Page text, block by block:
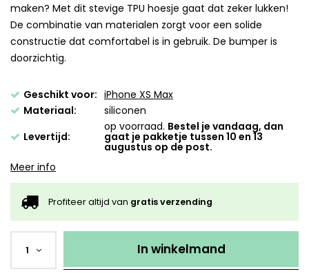
maken? Met dit stevige TPU hoesje gaat dat zeker lukken!
De combinatie van materialen zorgt voor een solide
constructie dat comfortabel is in gebruik. De bumper is
doorzichtig.
Geschikt voor: iPhone XS Max
Materiaal:
siliconen
Levertijd:
op voorraad. Bestel je vandaag, dan
gaat je pakketje tussen 10 en 13
augustus op de post.
Meer info
Profiteer altijd van gratis verzending
1 In winkelmand